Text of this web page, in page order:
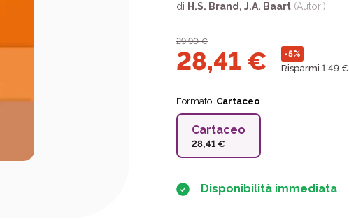
di H.S. Brand , J.A. Baart (Autori)
29,90€
28,41 € -5%
Risparmi 1,49 €
Formato: Cartaceo
Cartaceo
28,41 €
Disponibilità immediata